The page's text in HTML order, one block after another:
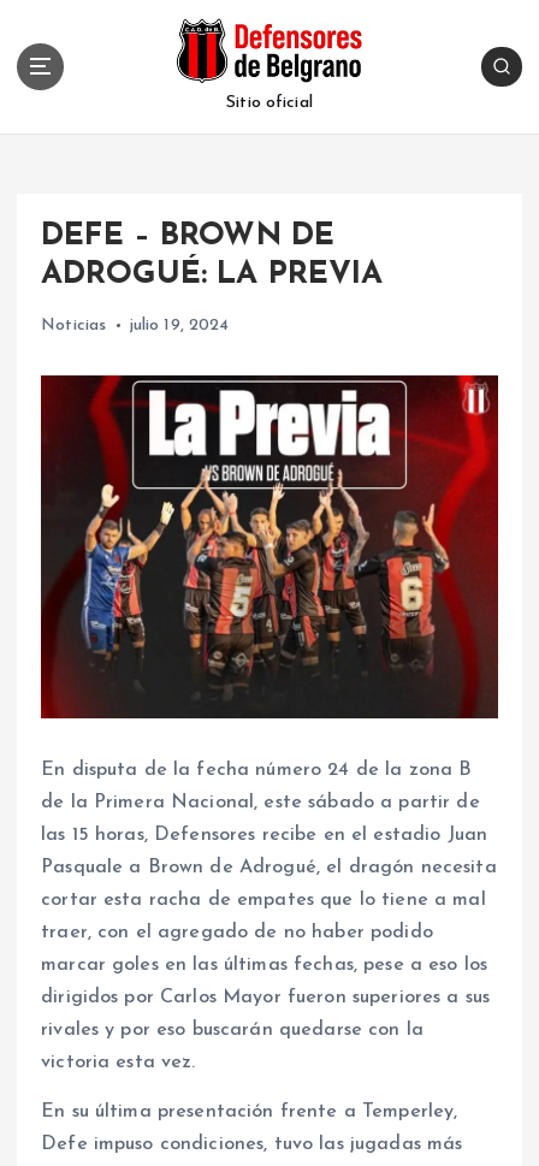
Sitio oficial
DEFE – BROWN DE
ADROGUÉ: LA PREVIA
Noticias julio 19, 2024
En disputa de la fecha número 24 de la zona B
de la Primera Nacional, este sábado a partir de
las 15 horas, Defensores recibe en el estadio Juan
Pasquale a Brown de Adrogué, el dragón necesita
cortar esta racha de empates que lo tiene a mal
traer, con el agregado de no haber podido
marcar goles en las últimas fechas, pese a eso los
dirigidos por Carlos Mayor fueron superiores a sus
rivales y por eso buscarán quedarse con la
victoria esta vez.
En su última presentación frente a Temperley,
Defe impuso condiciones, tuvo las jugadas más